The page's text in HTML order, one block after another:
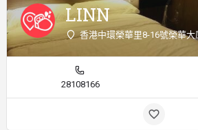
LINN
香港中環榮華里8-16號榮華大
28108166